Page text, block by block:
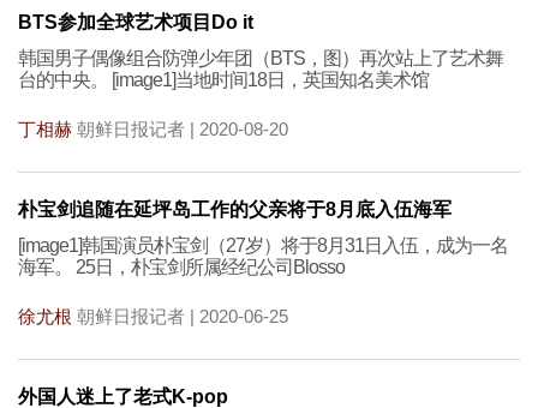
BTS参加全球艺术项目Do it
韩国男子偶像组合防弹少年团（BTS，图）再次站上了艺术舞
台的中央。 [image1]当地时间18日，英国知名美术馆
丁相赫 朝鲜日报记者 | 2020-08-20
朴宝剑追随在延坪岛工作的父亲将于8月底入伍海军
[image1]韩国演员朴宝剑（27岁）将于8月31日入伍，成为一名
海军。 25日，朴宝剑所属经纪公司Blosso
徐尤根 朝鲜日报记者 | 2020-06-25
外国人迷上了老式K-pop